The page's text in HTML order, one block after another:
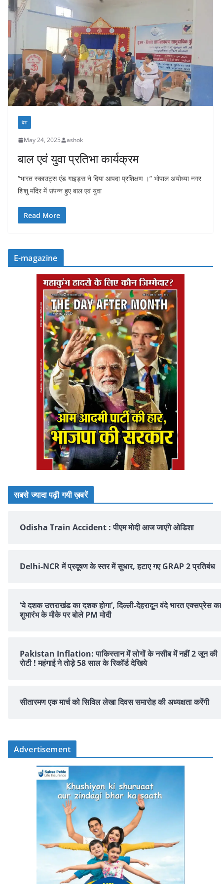
देश
May 24, 2025 ashok
बाल एवं युवा प्रतिभा कार्यक्रम
“भारत स्काउट्स एंड गाइड्स ने दिया आपदा प्रशिक्षण ।” भोपाल अयोध्या नगर
शिशु मंदिर में संपन्न हुए बाल एवं युवा
Read More
E-magazine
सबसे ज्यादा पढ़ी गयी ख़बरें
Odisha Train Accident : पीएम मोदी आज जाएंगे ओडिशा
Delhi-NCR में प्रदूषण के स्तर में सुधार, हटाए गए GRAP 2 प्रतिबंध
‘ये दशक उत्तराखंड का दशक होगा’, दिल्ली-देहरादून वंदे भारत एक्सप्रेस का
शुभारंभ के मौके पर बोले PM मोदी
Pakistan Inflation: पाकिस्तान में लोगों के नसीब में नहीं 2 जून की
रोटी ! महंगाई ने तोड़े 58 साल के रिकॉर्ड देखिये
सीतारमण एक मार्च को सिविल लेखा दिवस समारोह की अध्यक्षता करेंगी
Advertisement